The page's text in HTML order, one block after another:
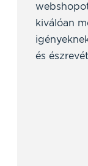
kiválóan
és